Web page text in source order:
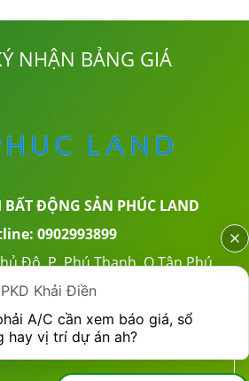
NHẬN BẢNG GIÁ
BẤT ĐỘNG SẢN PHÚC LAND
0902993899
Độ, P. Phú Thạnh, Q.Tân Phú,
TP. HCM
PKD Khải Điền
A/C cần xem báo giá, sổ
hay vị trí dự án ah?